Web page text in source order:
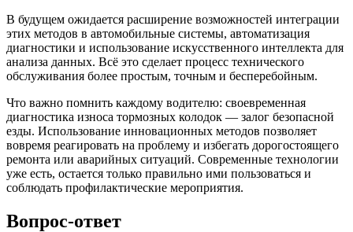
В будущем ожидается расширение возможностей интеграции
этих методов в автомобильные системы, автоматизация
диагностики и использование искусственного интеллекта для
анализа данных. Всё это сделает процесс технического
обслуживания более простым, точным и бесперебойным.
Что важно помнить каждому водителю: своевременная
диагностика износа тормозных колодок — залог безопасной
езды. Использование инновационных методов позволяет
вовремя реагировать на проблему и избегать дорогостоящего
ремонта или аварийных ситуаций. Современные технологии
уже есть, остается только правильно ими пользоваться и
соблюдать профилактические мероприятия.
Вопрос-ответ